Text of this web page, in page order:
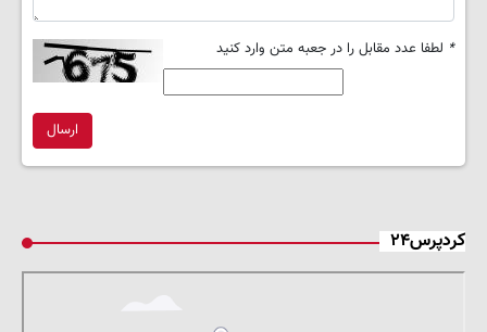
* لطفا عدد مقابل را در جعبه متن وارد کنید
ارسال
کردپرس۲۴